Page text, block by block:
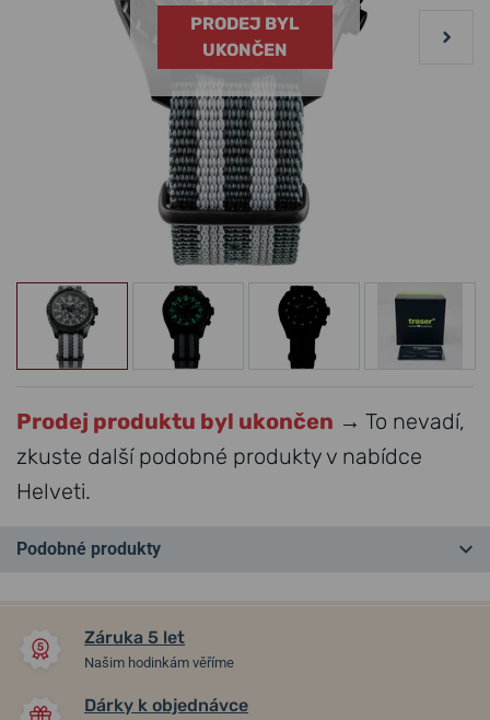
PRODEJ BYL
UKONČEN
Prodej produktu byl ukončen → To nevadí,
zkuste další podobné produkty v nabídce
Helveti.
Podobné produkty
Záruka 5 let
Našim hodinkám věříme
Dárky k objednávce